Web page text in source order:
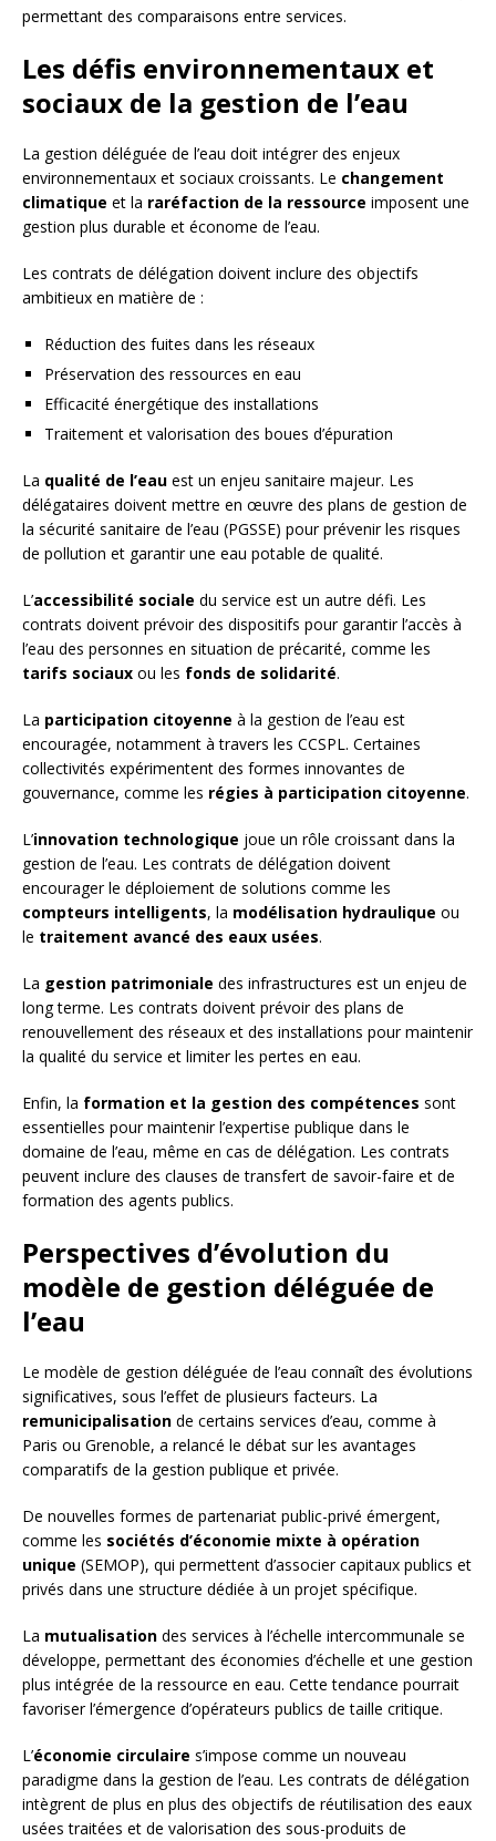
permettant des comparaisons entre services.
Les défis environnementaux et
sociaux de la gestion de l’eau
La gestion déléguée de l’eau doit intégrer des enjeux
environnementaux et sociaux croissants. Le changement
climatique et la raréfaction de la ressource imposent une
gestion plus durable et économe de l’eau.
Les contrats de délégation doivent inclure des objectifs
ambitieux en matière de :
Réduction des fuites dans les réseaux
Préservation des ressources en eau
Efficacité énergétique des installations
Traitement et valorisation des boues d’épuration
La qualité de l’eau est un enjeu sanitaire majeur. Les
délégataires doivent mettre en œuvre des plans de gestion de
la sécurité sanitaire de l’eau (PGSSE) pour prévenir les risques
de pollution et garantir une eau potable de qualité.
L’accessibilité sociale du service est un autre défi. Les
contrats doivent prévoir des dispositifs pour garantir l’accès à
l’eau des personnes en situation de précarité, comme les
tarifs sociaux ou les fonds de solidarité.
La participation citoyenne à la gestion de l’eau est
encouragée, notamment à travers les CCSPL. Certaines
collectivités expérimentent des formes innovantes de
gouvernance, comme les régies à participation citoyenne.
L’innovation technologique joue un rôle croissant dans la
gestion de l’eau. Les contrats de délégation doivent
encourager le déploiement de solutions comme les
compteurs intelligents, la modélisation hydraulique ou
le traitement avancé des eaux usées.
La gestion patrimoniale des infrastructures est un enjeu de
long terme. Les contrats doivent prévoir des plans de
renouvellement des réseaux et des installations pour maintenir
la qualité du service et limiter les pertes en eau.
Enfin, la formation et la gestion des compétences sont
essentielles pour maintenir l’expertise publique dans le
domaine de l’eau, même en cas de délégation. Les contrats
peuvent inclure des clauses de transfert de savoir-faire et de
formation des agents publics.
Perspectives d’évolution du
modèle de gestion déléguée de
l’eau
Le modèle de gestion déléguée de l’eau connaît des évolutions
significatives, sous l’effet de plusieurs facteurs. La
remunicipalisation de certains services d’eau, comme à
Paris ou Grenoble, a relancé le débat sur les avantages
comparatifs de la gestion publique et privée.
De nouvelles formes de partenariat public-privé émergent,
comme les sociétés d’économie mixte à opération
unique (SEMOP), qui permettent d’associer capitaux publics et
privés dans une structure dédiée à un projet spécifique.
La mutualisation des services à l’échelle intercommunale se
développe, permettant des économies d’échelle et une gestion
plus intégrée de la ressource en eau. Cette tendance pourrait
favoriser l’émergence d’opérateurs publics de taille critique.
L’économie circulaire s’impose comme un nouveau
paradigme dans la gestion de l’eau. Les contrats de délégation
intègrent de plus en plus des objectifs de réutilisation des eaux
usées traitées et de valorisation des sous-produits de